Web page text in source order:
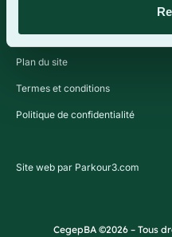
Plan du site
Termes et conditions
Politique de confidentialité
Site web par Parkour3.com
CegepBA ©2026 – Tous